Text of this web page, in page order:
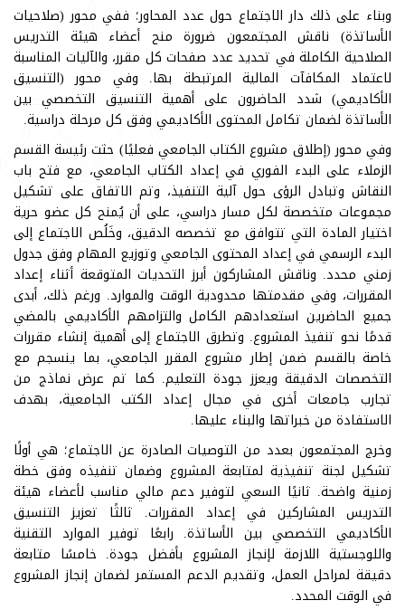
وبناء على ذلك دار الاجتماع حول عدد المحاور؛ ففي محور (صلاحيات
الأساتذة) ناقش المجتمعون ضرورة منح أعضاء هيئة التدريس
الصلاحية الكاملة في تحديد عدد صفحات كل مقرر، والآليات المناسبة
لاعتماد المكافآت المالية المرتبطة بها. وفي محور (التنسيق
الأكاديمي) شدد الحاضرون على أهمية التنسيق التخصصي بين
الأساتذة لضمان تكامل المحتوى الأكاديمي وفق كل مرحلة دراسية.
وفي محور (إطلاق مشروع الكتاب الجامعي فعليًا) حثت رئيسة القسم
الزملاء على البدء الفوري في إعداد الكتاب الجامعي، مع فتح باب
النقاش وتبادل الرؤى حول آلية التنفيذ، وتم الاتفاق على تشكيل
مجموعات متخصصة لكل مسار دراسي، على أن يُمنح كل عضو حرية
اختيار المادة التي تتوافق مع تخصصه الدقيق، وخَلُص الاجتماع إلى
البدء الرسمي في إعداد المحتوى الجامعي وتوزيع المهام وفق جدول
زمني محدد. وناقش المشاركون أبرز التحديات المتوقعة أثناء إعداد
المقررات، وفي مقدمتها محدودية الوقت والموارد. ورغم ذلك، أبدى
جميع الحاضرين استعدادهم الكامل والتزامهم الأكاديمي بالمضي
قدمًا نحو تنفيذ المشروع. وتطرق الاجتماع إلى أهمية إنشاء مقررات
خاصة بالقسم ضمن إطار مشروع المقرر الجامعي، بما ينسجم مع
التخصصات الدقيقة ويعزز جودة التعليم. كما تم عرض نماذج من
تجارب جامعات أخرى في مجال إعداد الكتب الجامعية، بهدف
الاستفادة من خبراتها والبناء عليها.
وخرج المجتمعون بعدد من التوصيات الصادرة عن الاجتماع؛ هي أولًا
تشكيل لجنة تنفيذية لمتابعة المشروع وضمان تنفيذه وفق خطة
زمنية واضحة. ثانيًا السعي لتوفير دعم مالي مناسب لأعضاء هيئة
التدريس المشاركين في إعداد المقررات. ثالثًا تعزيز التنسيق
الأكاديمي التخصصي بين الأساتذة. رابعًا توفير الموارد التقنية
واللوجستية اللازمة لإنجاز المشروع بأفضل جودة. خامسًا متابعة
دقيقة لمراحل العمل، وتقديم الدعم المستمر لضمان إنجاز المشروع
في الوقت المحدد.